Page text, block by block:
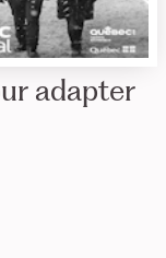
adapter